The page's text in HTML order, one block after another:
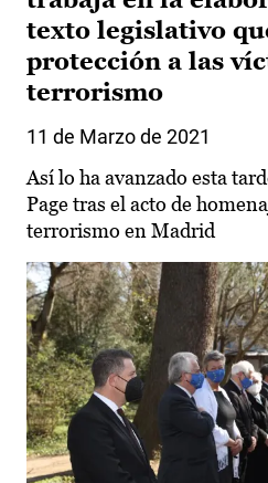
texto legislativo
protección a las
terrorismo
11 de Marzo de 2021
Así lo ha avanzado esta
Page tras el acto de
terrorismo en Madrid